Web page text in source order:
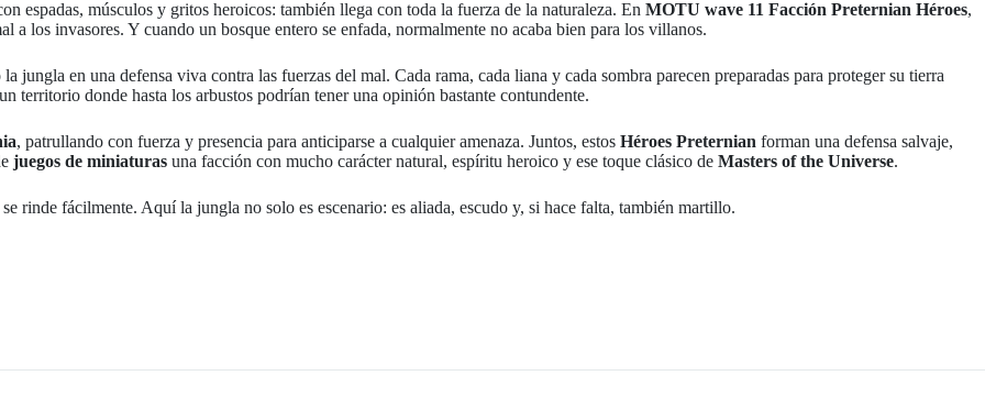
espadas, músculos y gritos heroicos: también llega con toda la fuerza de la naturaleza. En MOTU wave 11 Facción Preternian Héroes,
a los invasores. Y cuando un bosque entero se enfada, normalmente no acaba bien para los villanos.
jungla en una defensa viva contra las fuerzas del mal. Cada rama, cada liana y cada sombra parecen preparadas para proteger su tierra
territorio donde hasta los arbustos podrían tener una opinión bastante contundente.
, patrullando con fuerza y presencia para anticiparse a cualquier amenaza. Juntos, estos Héroes Preternian forman una defensa salvaje,
juegos de miniaturas una facción con mucho carácter natural, espíritu heroico y ese toque clásico de Masters of the Universe.
rinde fácilmente. Aquí la jungla no solo es escenario: es aliada, escudo y, si hace falta, también martillo.